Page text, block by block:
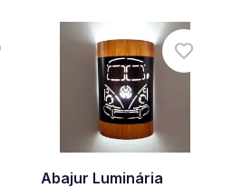
Abajur Luminária